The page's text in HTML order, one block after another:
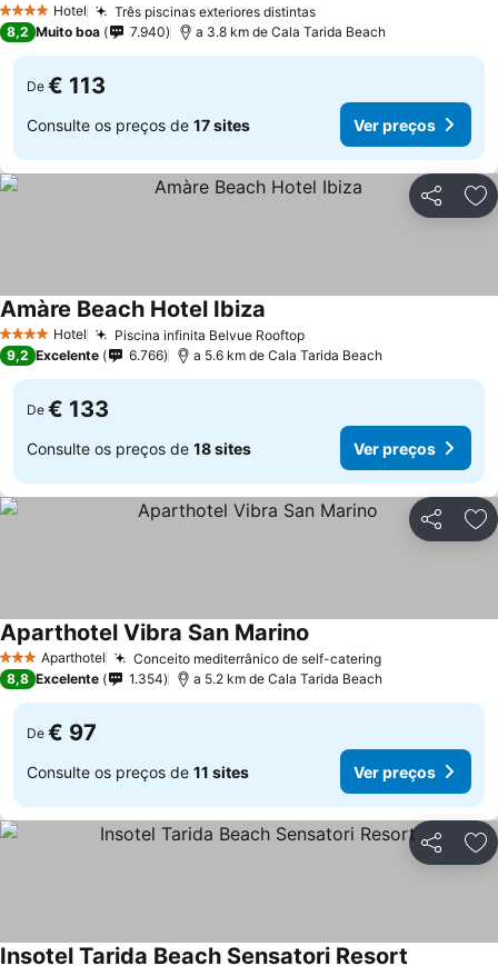
4 EstrelasHotel Três piscinas exteriores distintasVer preços
8,2 Muito boa 7.940 a 3.8 km de Cala Tarida Beach
De € 113
Consulte os preços de 17 sites Ver preços
Partilhar
4 EstrelasHotel Piscina infinita Belvue RooftopVer preços
Amàre Beach Hotel Ibiza
9,2 Excelente 6.766 a 5.6 km de Cala Tarida Beach
De € 133
Consulte os preços de 18 sites Ver preços
Partilhar
3 EstrelasAparthotel Conceito mediterrânico de self-cateringVer preços
Aparthotel Vibra San Marino
8,8 Excelente 1.354 a 5.2 km de Cala Tarida Beach
De € 97
Consulte os preços de 11 sites Ver preços
Partilhar
Insotel Tarida Beach Sensatori Resort